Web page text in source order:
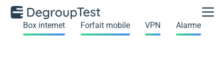
Box internet Forfait mobile VPN Alarme